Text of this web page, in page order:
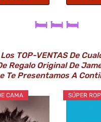
🛏️ 🛏️ 🛏️
TOP-VENTAS De
Regalo Original De
Te Presentamos A
CAMA SÚPER